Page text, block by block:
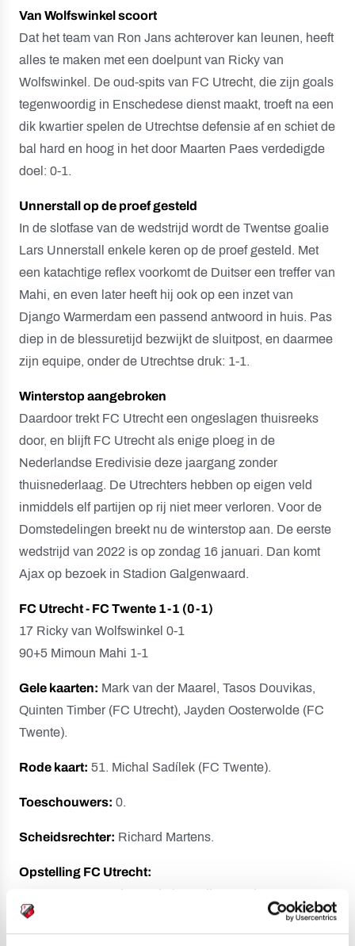
Van Wolfswinkel scoort
Dat het team van Ron Jans achterover kan leunen, heeft
alles te maken met een doelpunt van Ricky van
Wolfswinkel. De oud-spits van FC Utrecht, die zijn goals
tegenwoordig in Enschedese dienst maakt, troeft na een
dik kwartier spelen de Utrechtse defensie af en schiet de
bal hard en hoog in het door Maarten Paes verdedigde
doel: 0-1.
Unnerstall op de proef gesteld
In de slotfase van de wedstrijd wordt de Twentse goalie
Lars Unnerstall enkele keren op de proef gesteld. Met
een katachtige reflex voorkomt de Duitser een treffer van
Mahi, en even later heeft hij ook op een inzet van
Django Warmerdam een passend antwoord in huis. Pas
diep in de blessuretijd bezwijkt de sluitpost, en daarmee
zijn equipe, onder de Utrechtse druk: 1-1.
Winterstop aangebroken
Daardoor trekt FC Utrecht een ongeslagen thuisreeks
door, en blijft FC Utrecht als enige ploeg in de
Nederlandse Eredivisie deze jaargang zonder
thuisnederlaag. De Utrechters hebben op eigen veld
inmiddels elf partijen op rij niet meer verloren. Voor de
Domstedelingen breekt nu de winterstop aan. De eerste
wedstrijd van 2022 is op zondag 16 januari. Dan komt
Ajax op bezoek in Stadion Galgenwaard.
FC Utrecht - FC Twente 1-1 (0-1)
17 Ricky van Wolfswinkel 0-1
90+5 Mimoun Mahi 1-1
Gele kaarten: Mark van der Maarel, Tasos Douvikas,
Quinten Timber (FC Utrecht), Jayden Oosterwolde (FC
Twente).
Rode kaart: 51. Michal Sadílek (FC Twente).
Toeschouwers: 0.
Scheidsrechter: Richard Martens.
Opstelling FC Utrecht:
Maarten Paes; Quinten Timber, Mike van der Hoorn,
Mark van der Maarel, Arthur Zagre (60. Django
Warmerdam); Adam Maher, Joris van Overeem (60.